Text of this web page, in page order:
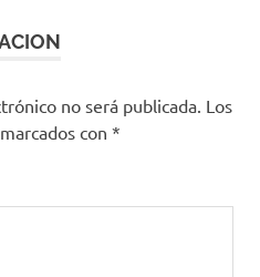
no será publicada. Los
con *